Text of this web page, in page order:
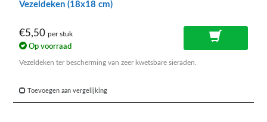
Vezeldeken (18x18 cm)
€5,50 per stuk
Op voorraad
Vezeldeken ter bescherming van zeer kwetsbare sieraden.
Toevoegen aan vergelijking